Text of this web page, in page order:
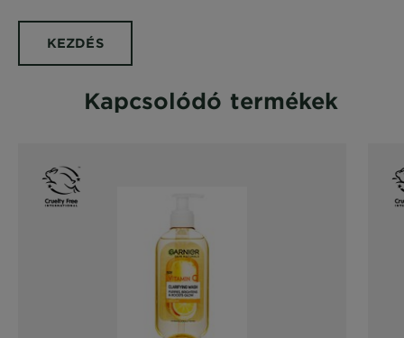
KEZDÉS
Kapcsolódó termékek